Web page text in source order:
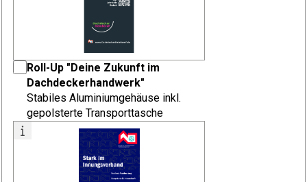
Roll-Up "Deine Zukunft im
Dachdeckerhandwerk"
Stabiles Aluminiumgehäuse inkl.
gepolsterte Transporttasche